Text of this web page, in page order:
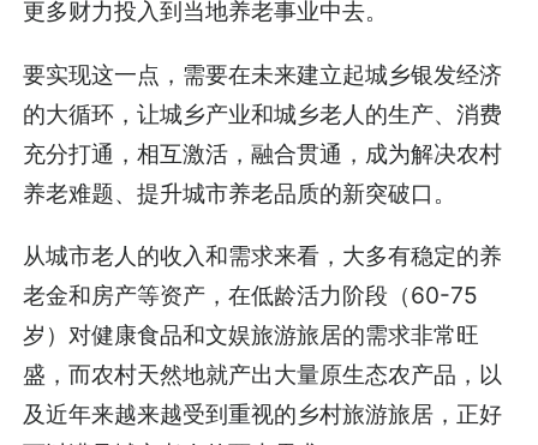
更多财力投入到当地养老事业中去。
要实现这一点，需要在未来建立起城乡银发经济
的大循环，让城乡产业和城乡老人的生产、消费
充分打通，相互激活，融合贯通，成为解决农村
养老难题、提升城市养老品质的新突破口。
从城市老人的收入和需求来看，大多有稳定的养
老金和房产等资产，在低龄活力阶段（60-75
岁）对健康食品和文娱旅游旅居的需求非常旺
盛，而农村天然地就产出大量原生态农产品，以
及近年来越来越受到重视的乡村旅游旅居，正好